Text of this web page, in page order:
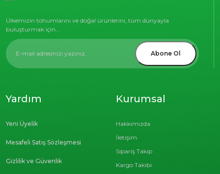
Ülkemizin tohumlarını ve doğal ürünlerini, tüm dünyayla
buluşturmak için...
Abone Ol
Kurumsal
Hakkımızda
İletişim
Sipariş Takip
Kargo Takibi
Yardım
Yeni Üyelik
Mesafeli Satış Sözleşmesi
Gizlilik ve Güvenlik